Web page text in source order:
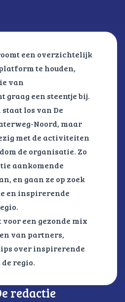
een overzichtelijk
te houden,
van
graag een steentje bij.
los van De
Noord, maar
met de activiteiten
de organisatie. Zo
aankomende
en gaan ze op zoek
en inspirerende
een gezonde mix
van partners,
over inspirerende
regio.
redactie